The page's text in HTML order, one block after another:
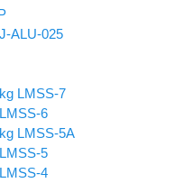
ALU-025
LMSS-7
6
LMSS-5A
5
4